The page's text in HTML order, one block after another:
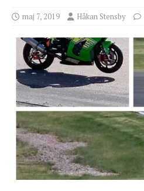
maj 7, 2019 Håkan Stensby